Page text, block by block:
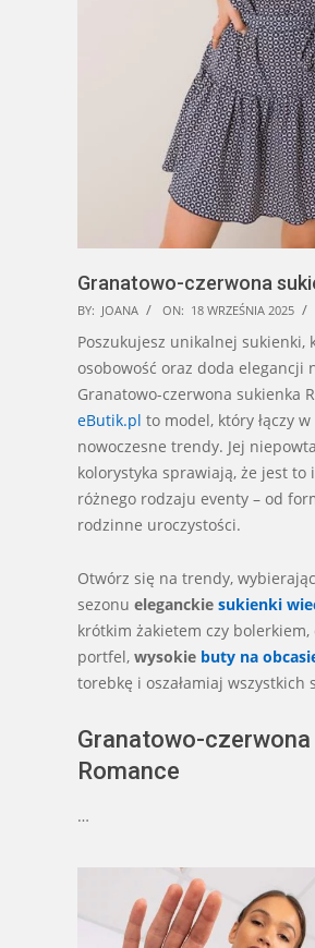
Granatowo-czerwona
2025-
09-
18
BY: JOANA ON: 18 WRZEŚNIA 2025
Poszukujesz unikalnej sukienki,
osobowość oraz doda elegancji
Granatowo-czerwona sukienka
eButik.pl to model, który łączy
nowoczesne trendy. Jej
kolorystyka sprawiają, że jest to
różnego rodzaju eventy – od
rodzinne uroczystości.
Otwórz się na trendy,
sezonu eleganckie sukienki
krótkim żakietem czy
portfel, wysokie buty na
torebkę i oszałamiaj wszystkich
Granatowo-czerwona
Romance
…